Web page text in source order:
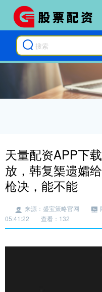
天量配资APP下
放，韩复榘遗孀
枪决，能不能
来源：盛宝策略官网
05:41:22
查看：132